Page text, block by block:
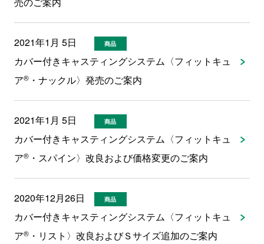
2021年1月 5日 商品
カバー付きキャスティングシステム〈フィットキュ
ア®・ナックル〉発売のご案内
2021年1月 5日 商品
カバー付きキャスティングシステム〈フィットキュ
ア®・スパイン〉改良および価格変更のご案内
2020年12月26日 商品
カバー付きキャスティングシステム〈フィットキュ
ア®・リスト〉改良およびＳサイズ追加のご案内